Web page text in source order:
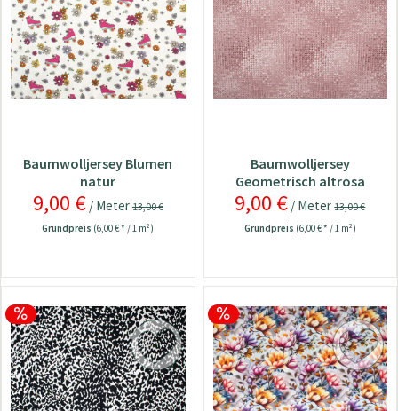
Baumwolljersey Blumen
natur
9,00 €/ Meter13,00 €
Grundpreis (6,00 € * / 1 m²)
Baumwolljersey
Geometrisch altrosa
9,00 € / Meter13,00 €
Grundpreis (6,00 € * / 1 m²)